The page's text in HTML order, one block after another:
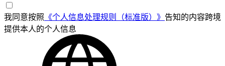
我同意按照 《个人信息处理规则（标准版）》 告知的内容跨境
提供本人的个人信息